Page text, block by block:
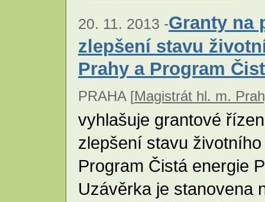
20. 11. 2013 -Granty na
zlepšení stavu
Prahy a Program
PRAHA [Magistrát hl. m.
vyhlašuje grantové
zlepšení stavu
Program Čistá energie
Uzávěrka je stanovena